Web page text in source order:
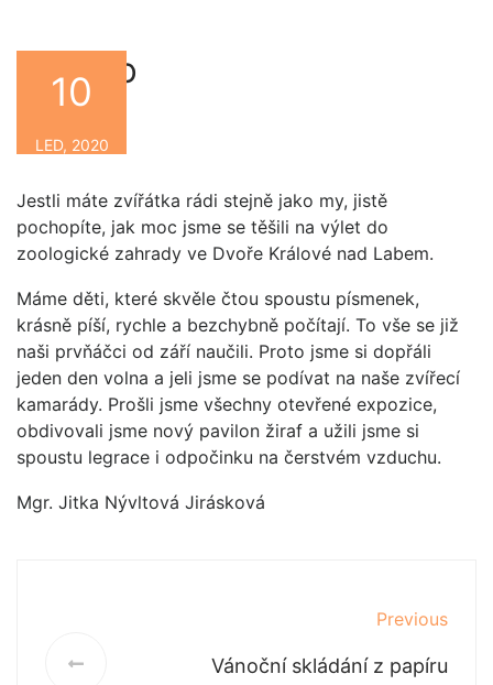
1.B v ZOO
10
LED, 2020
Jestli máte zvířátka rádi stejně jako my, jistě
pochopíte, jak moc jsme se těšili na výlet do
zoologické zahrady ve Dvoře Králové nad Labem.
Máme děti, které skvěle čtou spoustu písmenek,
krásně píší, rychle a bezchybně počítají. To vše se již
naši prvňáčci od září naučili. Proto jsme si dopřáli
jeden den volna a jeli jsme se podívat na naše zvířecí
kamarády. Prošli jsme všechny otevřené expozice,
obdivovali jsme nový pavilon žiraf a užili jsme si
spoustu legrace i odpočinku na čerstvém vzduchu.
Mgr. Jitka Nývltová Jirásková
Previous
Vánoční skládání z papíru